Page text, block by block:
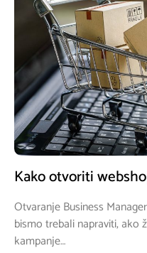
Kako otvoriti
Otvaranje Business
bismo trebali napraviti, ako
kampanje…